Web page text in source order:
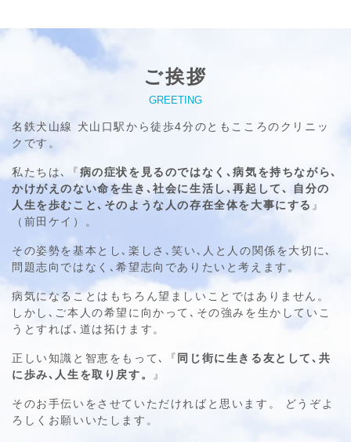
ご挨拶
GREETING
名鉄犬山線 犬山口駅から徒歩4分のともこころのクリニッ
クです。
私たちは､『病の症状を見るのではなく､病気を持ちながら､
かけがえのない命を生き､社会に生活し､再起して､
自分の
人生を歩むこと､そのような人の存在全体を大事にする 』
（前田ケイ）。
その姿勢を基本とし､楽しさ､笑い､人と人の関係を大切に､
問題志向ではなく､希望志向でありたいと考えます。
病気になることはもちろん望ましいことではありません。
しかし､ご本人の希望に向かって､その強みを生かしていこ
うとすれば､道は拓けます。
正しい知識と智恵をもって､『 同じ街に生きる友として､共
に歩み､人生を取り戻す。
』
そのお手伝いをさせていただければと思います。
どうぞよ
ろしくお願いいたします。